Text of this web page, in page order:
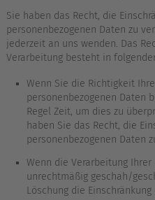
Sie haben das Recht, die
personenbezogenen Daten zu
jederzeit an uns wenden. Das
Verarbeitung besteht in
Wenn Sie die Richtigkeit
personenbezogenen Daten
Regel Zeit, um dies zu
haben Sie das Recht, die
personenbezogenen Daten
Wenn die Verarbeitung
unrechtmäßig geschah/
Löschung die